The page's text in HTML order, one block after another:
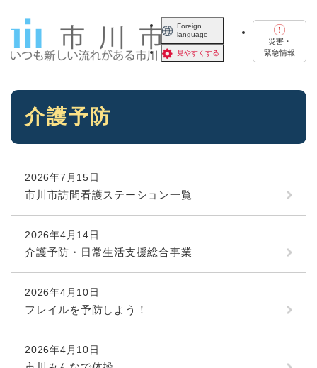
Foreign
language
見やすくする
災害・
緊急情報
本
介護予防
2026年7月15日
市川市訪問看護ステーション一覧
2026年4月14日
介護予防・日常生活支援総合事業
2026年4月10日
フレイルを予防しよう！
2026年4月10日